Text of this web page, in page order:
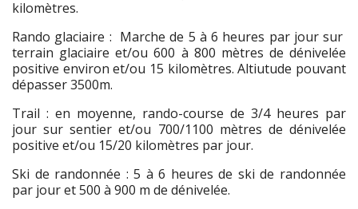
kilomètres.
Rando glaciaire : Marche de 5 à 6 heures par jour sur
terrain glaciaire et/ou 600 à 800 mètres de dénivelée
positive environ et/ou 15 kilomètres. Altiutude pouvant
dépasser 3500m.
Trail : en moyenne, rando-course de 3/4 heures par
jour sur sentier et/ou 700/1100 mètres de dénivelée
positive et/ou 15/20 kilomètres par jour.
Ski de randonnée : 5 à 6 heures de ski de randonnée
par jour et 500 à 900 m de dénivelée.